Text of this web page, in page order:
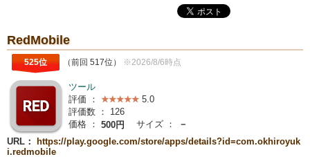
RedMobile
525位 （前回 517位） ※2026/8/6時点
ツール
評価 ：
5.0
評価数 ： 126
価格 ： 500円 サイズ ：
－
URL：
https://play.google.com/store/apps/details?id=com.okhiroyuk
i.redmobile